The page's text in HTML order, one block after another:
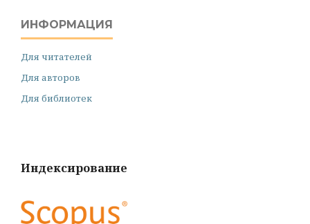
ИНФОРМАЦИЯ
Для читателей
Для авторов
Для библиотек
Индексирование